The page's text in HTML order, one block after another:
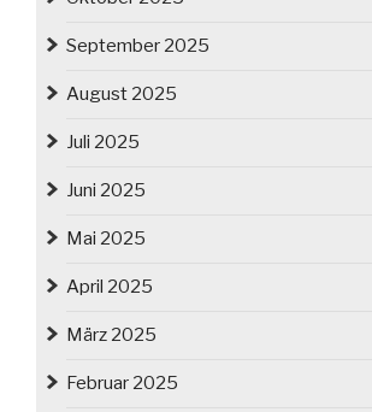
September 2025
August 2025
Juli 2025
Juni 2025
Mai 2025
April 2025
März 2025
Februar 2025